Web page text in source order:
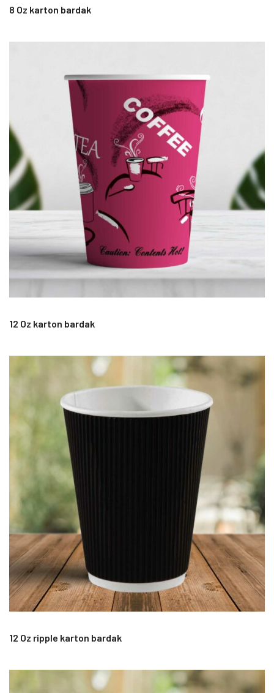
8 Oz karton bardak
12 Oz karton bardak
12 Oz ripple karton bardak